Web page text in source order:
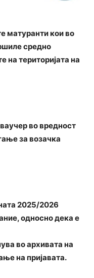
матуранти кои во
средно
на територијата на
во вредност
за возачка
2025/2026
односно дека е
во архивата на
на пријавата.